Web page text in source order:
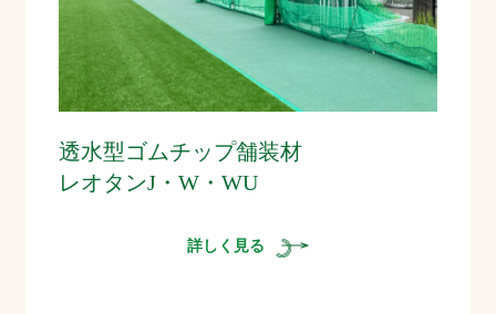
透水型ゴムチップ舗装材
レオタンJ・W・WU
詳しく見る